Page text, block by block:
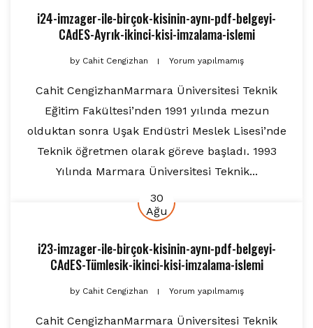
i24-imzager-ile-birçok-kisinin-aynı-pdf-belgeyi-
CAdES-Ayrık-ikinci-kisi-imzalama-islemi
byCahit Cengizhan Yorum yapılmamış
Cahit CengizhanMarmara Üniversitesi Teknik
Eğitim Fakültesi’nden 1991 yılında mezun
olduktan sonra Uşak Endüstri Meslek Lisesi’nde
Teknik öğretmen olarak göreve başladı. 1993
Yılında Marmara Üniversitesi Teknik...
30
Ağu
i23-imzager-ile-birçok-kisinin-aynı-pdf-belgeyi-
CAdES-Tümlesik-ikinci-kisi-imzalama-islemi
byCahit Cengizhan Yorum yapılmamış
Cahit CengizhanMarmara Üniversitesi Teknik